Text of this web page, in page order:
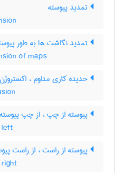
تمدید پیوسته
تمدید نگاشت ها به طور
of maps
حدیده کاری مداوم ،
پیوسته از چپ ، از چپ پیوسته
پیوسته از راست ، از راست